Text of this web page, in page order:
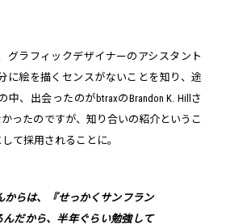
グラフィックデザイナーのアシスタント
に絵を描くセンスがないことを知り、途
、出会ったのがbtraxのBrandon K. Hillさ
ったのですが、知り合いの紹介というこ
て採用されることに。
からは、『せっかくサンフラン
んだから、半年ぐらい勉強して